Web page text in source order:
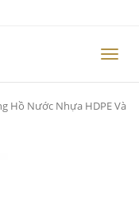
Hồ Nước Nhựa HDPE Và